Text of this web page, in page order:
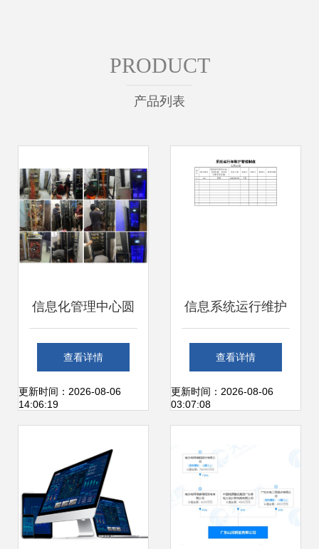
PRODUCT
产品列表
信息化管理中心圆
满完成部分楼宇弱
电间升级改造与信
务
查看详情
更新时间：2026-08-06
14:06:19
信息系统运行维护
服务管理制度
查看详情
更新时间：2026-08-06
03:07:08